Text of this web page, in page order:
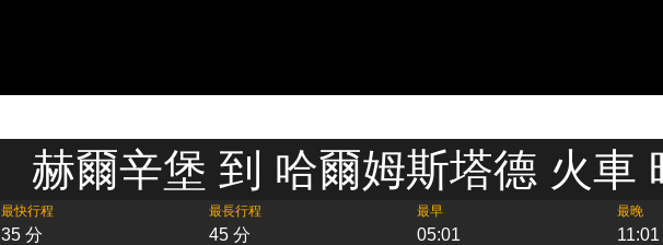
赫爾辛堡 到 哈爾姆斯塔德 火車
最快行程
35 分
最長行程
45 分
最早
05:01
最晚
11:01